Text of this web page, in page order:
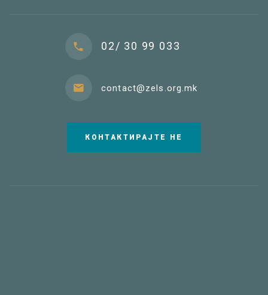
02/ 30 99 033
contact@zels.org.mk
КОНТАКТИРАЈТЕ НЕ